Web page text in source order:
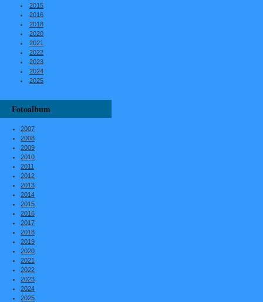
2015
2016
2018
2020
2021
2022
2023
2024
2025
Fotoalbum
2007
2008
2009
2010
2011
2012
2013
2014
2015
2016
2017
2018
2019
2020
2021
2022
2023
2024
2025